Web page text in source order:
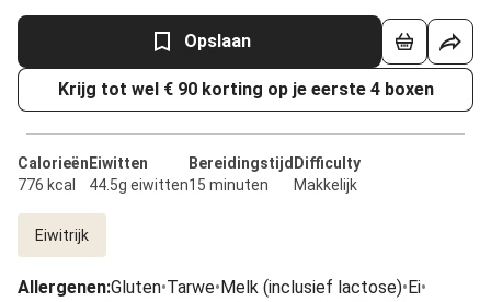
Opslaan
Krijg tot wel € 90 korting op je eerste 4 boxen
Calorieën
776 kcal
Eiwitten
44.5g eiwitten
Bereidingstijd
15 minuten
Difficulty
Makkelijk
Eiwitrijk
Allergenen:Gluten•Tarwe•Melk (inclusief lactose)•Ei•